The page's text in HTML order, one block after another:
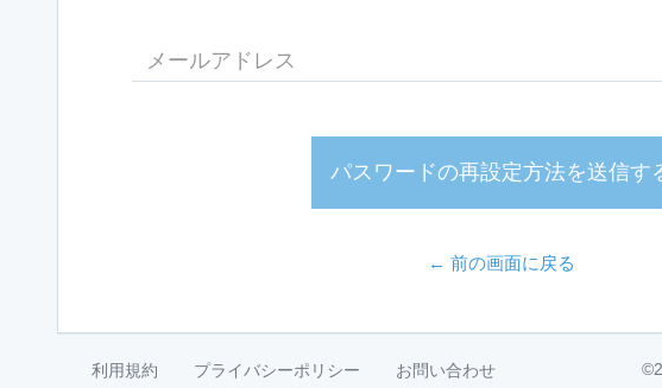
パスワードの再設定方法を送信す
← 前の画面に戻る
利用規約 プライバシーポリシー お問い合わせ